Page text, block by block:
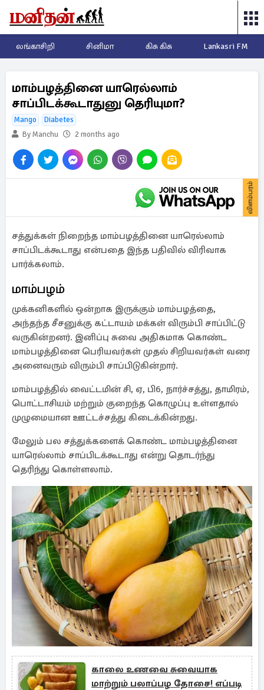
லங்காசிறி சினிமா கிசு கிசு Lankasri FM
மாம்பழத்தினை யாரெல்லாம்
சாப்பிடக்கூடாதுனு தெரியுமா?
Mango
Diabetes
By Manchu
2 months ago
விளம்பரம்
சத்துக்கள் நிறைந்த மாம்பழத்தினை யாரெல்லாம்
சாப்பிடக்கூடாது என்பதை இந்த பதிவில் விரிவாக
பார்க்கலாம்.
மாம்பழம்
முக்கனிகளில் ஒன்றாக இருக்கும் மாம்பழத்தை,
அந்தந்த சீசனுக்கு கட்டாயம் மக்கள் விரும்பி சாப்பிட்டு
வருகின்றனர். இனிப்பு சுவை அதிகமாக கொண்ட
மாம்பழத்தினை பெரியவர்கள் முதல் சிறியவர்கள் வரை
அனைவரும் விரும்பி சாப்பிடுகின்றார்.
மாம்பழத்தில் வைட்டமின் சி, ஏ, பி6, நார்ச்சத்து, தாமிரம்,
பொட்டாசியம் மற்றும் குறைந்த கொழுப்பு உள்ளதால்
முழுமையான ஊட்டச்சத்து கிடைக்கின்றது.
மேலும் பல சத்துக்களைக் கொண்ட மாம்பழத்தினை
யாரெல்லாம் சாப்பிடக்கூடாது என்று தொடர்ந்து
தெரிந்து கொள்ளலாம்.
காலை உணவை சுவையாக
மாற்றும் பலாப்பழ தோசை! எப்படி